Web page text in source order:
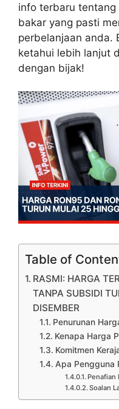
info terbaru tentang
bakar yang pasti
perbelanjaan anda.
ketahui lebih lanjut
dengan bijak!
Table of
RASMI: HARGA
TANPA SUBSIDI
DISEMBER
Penurunan
Kenapa Harga
Komitmen
Apa Pengguna
Penafian
Soalan